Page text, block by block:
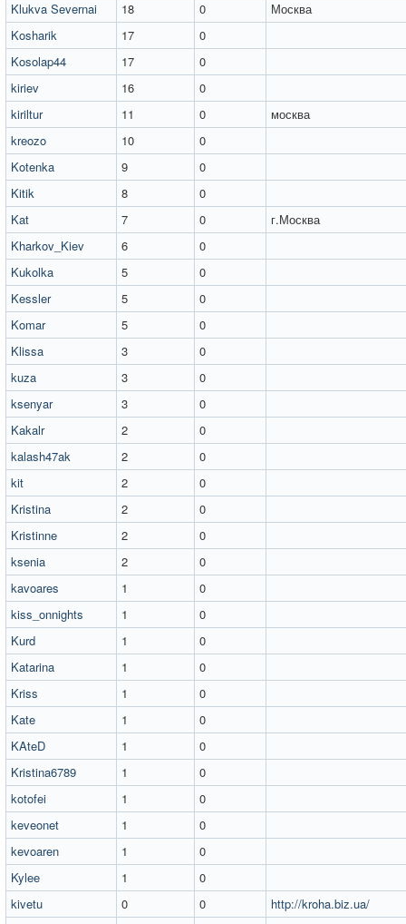
Klukva Severnai
18 0
Москва
Kosharik
17
0
Kosolap44
17
0
kiriev
16
0
kiriltur
11 0
москва
kreozo
10
0
Kotenka
9
0
Kitik
8
0
Kat
7 0
г.Москва
Kharkov_Kiev
6
0
Kukolka
5
0
Kessler
5
0
Komar
5
0
Klissa
3
0
kuza
3
0
ksenyar
3
0
Kakalr
2
0
kalash47ak
2
0
kit
2
0
Kristina
2
0
Kristinne
2
0
ksenia
2
0
kavoares
1
0
kiss_onnights
1
0
Kurd
1
0
Katarina
1
0
Kriss
1
0
Kate
1
0
KAteD
1
0
Kristina6789
1
0
kotofei
1
0
keveonet
1
0
kevoaren
1
0
Kylee
1
0
kivetu
0 0
http://kroha.biz.ua/